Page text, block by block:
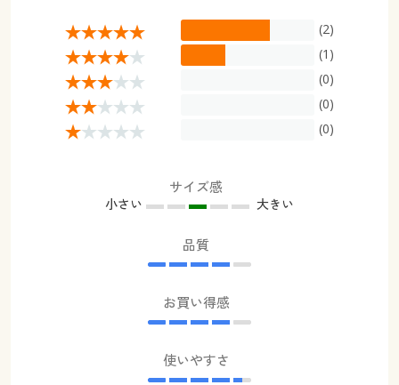
(2)
(1)
(0)
(0)
(0)
サイズ感
小さい 大きい
品質
お買い得感
使いやすさ